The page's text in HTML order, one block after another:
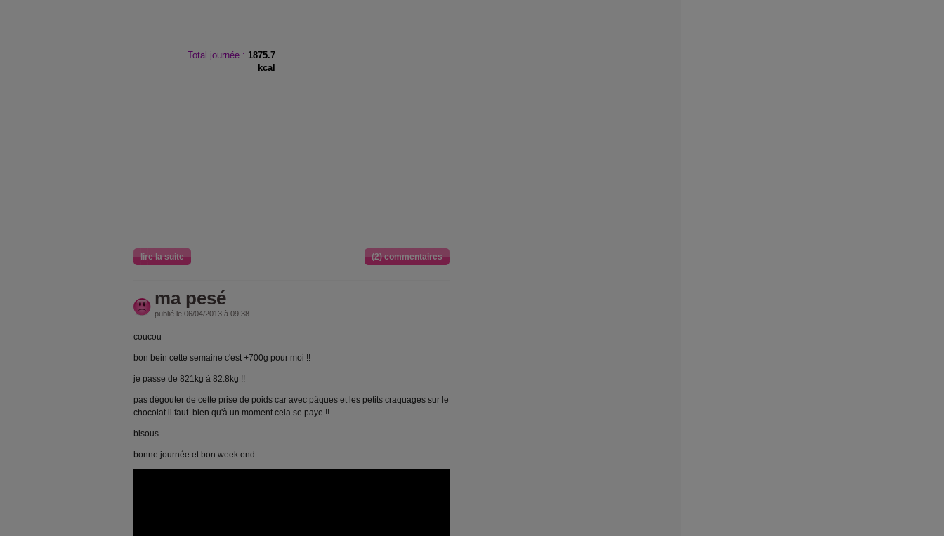
Total journée : 1875.7
kcal
lire la suite (2) commentaires
ma pesé
publié le 06/04/2013 à 09:38
coucou
bon bein cette semaine c'est +700g pour moi !!
je passe de 821kg à 82.8kg !!
pas dégouter de cette prise de poids car avec pâques et les petits craquages sur le
chocolat il faut bien qu'à un moment cela se paye !!
bisous
bonne journée et bon week end